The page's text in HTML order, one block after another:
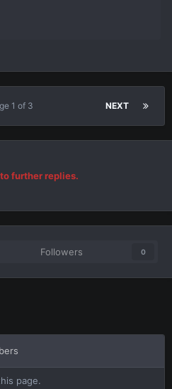
NEXT
1 of 3
further replies.
Followers 0
page.